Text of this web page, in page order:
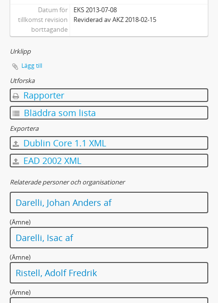
Datum för
tillkomst revision
borttagande
EKS 2013-07-08
Reviderad av AKZ 2018-02-15
Urklipp
Lägg till
Utforska
Rapporter
Bläddra som lista
Exportera
Dublin Core 1.1 XML
EAD 2002 XML
Relaterade personer och organisationer
Darelli, Johan Anders af
(Ämne)
Darelli, Isac af
(Ämne)
Ristell, Adolf Fredrik
(Ämne)